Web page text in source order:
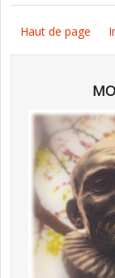
Haut de page